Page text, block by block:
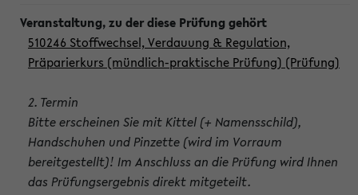
510246 Stoffwechsel, Verdauung & Regulation,
Präparierkurs (mündlich-praktische Prüfung) (Prüfung)
2. Termin
Bitte erscheinen Sie mit Kittel (+ Namensschild),
Handschuhen und Pinzette (wird im Vorraum
bereitgestellt)! Im Anschluss an die Prüfung wird Ihnen
das Prüfungsergebnis direkt mitgeteilt.